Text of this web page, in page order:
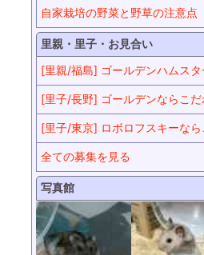
自家栽培の野菜と野草の注意点
里親・里子・お見合い
[里親/福島] ゴールデンハムスタ
[里子/長野] ゴールデンならこ
[里子/東京] ロボロフスキーな
全ての募集を見る
写真館